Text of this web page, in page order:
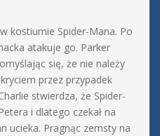
kostiumie Spider-Mana. Po
atakuje go. Parker
się, że nie należy
przez przypadek
stwierdza, że Spider-
i dlatego czekał na
ucieka. Pragnąc zemsty na